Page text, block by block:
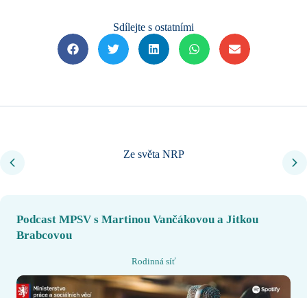
Sdílejte s ostatními
Ze světa NRP
Podcast MPSV s Martinou Vančákovou a Jitkou
Brabcovou
Rodinná síť